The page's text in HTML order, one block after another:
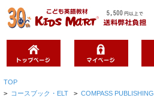
TOP
> コースブック・ELT > COMPASS PUBLISHING